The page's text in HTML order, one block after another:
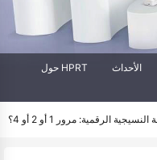
حول HPRT الأحداث
الرقمية: مرور 1 أو 2 أو 4؟